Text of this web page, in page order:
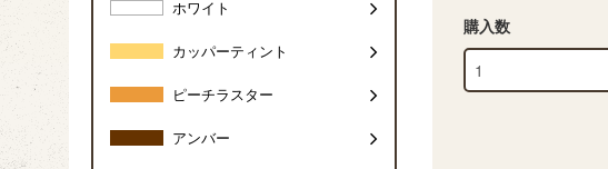
購入数
ホワイト
カッパーティント
ピーチラスター
アンバー